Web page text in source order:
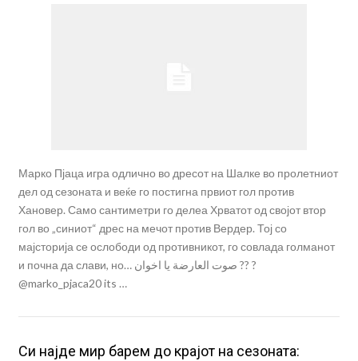
Марко Пјаца игра одлично во дресот на Шалке во пролетниот
дел од сезоната и веќе го постигна првиот гол против
Хановер. Само сантиметри го делеа Хрватот од својот втор
гол во „синиот“ дрес на мечот против Вердер. Тој со
мајсторија се ослободи од противникот, го совлада голманот
и почна да слави, но… صوت العارضة يا اخوان ?? ?
@marko_pjaca20 its …
Си најде мир барем до крајот на сезоната: